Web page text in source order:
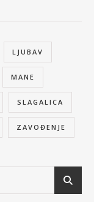
LJUBAV
MANE
SLAGALICA
ZAVOĐENJE